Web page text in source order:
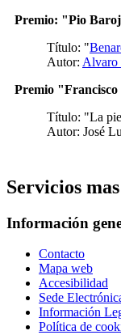
Premio: "Pio
Título: "
Autor: Alvaro
Premio "Francisco
Título: "La
Autor: José
Servicios
Información
Contacto
Mapa web
Accesibilidad
Sede
Información
Política de